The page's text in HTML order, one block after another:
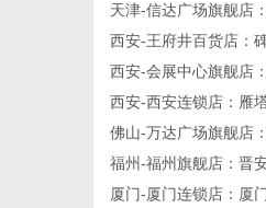
天津-信达广场旗舰店
西安-王府井百货店：
西安-会展中心旗舰店
西安-西安连锁店：雁
佛山-万达广场旗舰店
福州-福州旗舰店：晋
厦门-厦门连锁店：厦